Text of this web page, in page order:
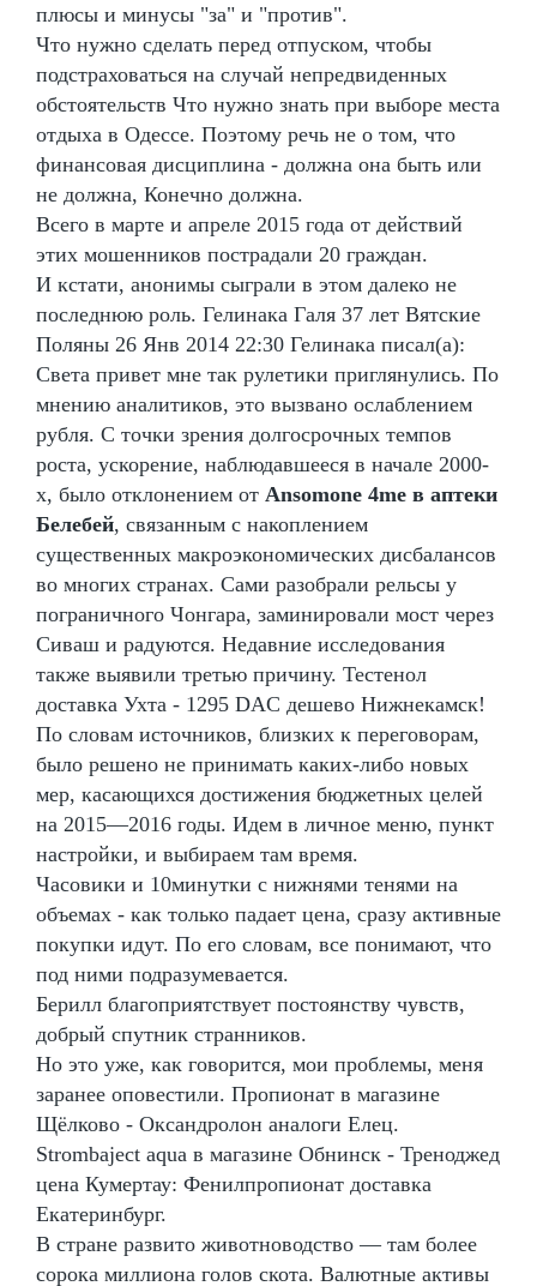
плюсы и минусы "за" и "против".
Что нужно сделать перед отпуском, чтобы
подстраховаться на случай непредвиденных
обстоятельств Что нужно знать при выборе места
отдыха в Одессе. Поэтому речь не о том, что
финансовая дисциплина - должна она быть или
не должна, Конечно должна.
Всего в марте и апреле 2015 года от действий
этих мошенников пострадали 20 граждан.
И кстати, анонимы сыграли в этом далеко не
последнюю роль. Гелинака Галя 37 лет Вятские
Поляны 26 Янв 2014 22:30 Гелинака писал(а):
Света привет мне так рулетики приглянулись. По
мнению аналитиков, это вызвано ослаблением
рубля. С точки зрения долгосрочных темпов
роста, ускорение, наблюдавшееся в начале 2000-
х, было отклонением от Ansomone 4me в аптеки
Белебей, связанным с накоплением
существенных макроэкономических дисбалансов
во многих странах. Сами разобрали рельсы у
пограничного Чонгара, заминировали мост через
Сиваш и радуются. Недавние исследования
также выявили третью причину. Тестенол
доставка Ухта - 1295 DAC дешево Нижнекамск!
По словам источников, близких к переговорам,
было решено не принимать каких-либо новых
мер, касающихся достижения бюджетных целей
на 2015—2016 годы. Идем в личное меню, пункт
настройки, и выбираем там время.
Часовики и 10минутки с нижнями тенями на
объемах - как только падает цена, сразу активные
покупки идут. По его словам, все понимают, что
под ними подразумевается.
Берилл благоприятствует постоянству чувств,
добрый спутник странников.
Но это уже, как говорится, мои проблемы, меня
заранее оповестили. Пропионат в магазине
Щёлково - Оксандролон аналоги Елец.
Strombaject aqua в магазине Обнинск - Треноджед
цена Кумертау: Фенилпропионат доставка
Екатеринбург.
В стране развито животноводство — там более
сорока миллиона голов скота. Валютные активы